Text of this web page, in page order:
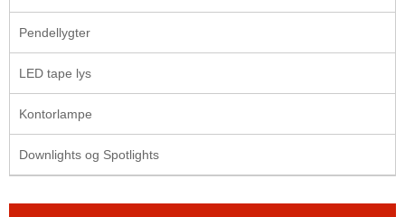
Pendellygter
LED tape lys
Kontorlampe
Downlights og Spotlights